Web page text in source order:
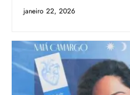
janeiro 22, 2026